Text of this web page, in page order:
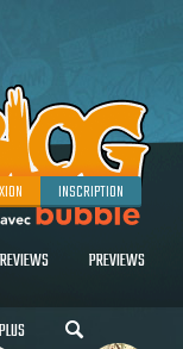
INSCRIPTION
REVIEWS PREVIEWS
PLUS